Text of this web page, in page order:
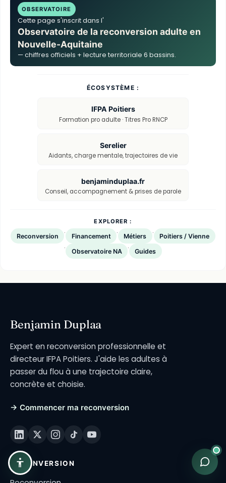
OBSERVATOIRE
Cette page s'inscrit dans l'
Observatoire de la reconversion adulte en
Nouvelle-Aquitaine
— chiffres officiels + lecture territoriale 6 bassins.
ÉCOSYSTÈME :
IFPA Poitiers
Formation pro adulte · Titres Pro RNCP
Serelier
Aidants, charge mentale, trajectoires de vie
benjaminduplaa.fr
Conseil, accompagnement & prises de parole
EXPLORER :
Reconversion · Financement · Métiers · Poitiers / Vienne
· Observatoire NA · Guides
Benjamin Duplaa
Expert en reconversion professionnelle et
directeur IFPA Poitiers. J'aide les adultes à
passer du flou à une trajectoire claire,
concrète et choisie.
→ Commencer ma reconversion
RECONVERSION